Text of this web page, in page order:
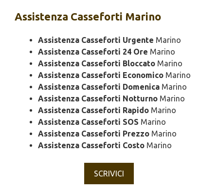
Assistenza Casseforti Marino
Assistenza Casseforti Urgente Marino
Assistenza Casseforti 24 Ore Marino
Assistenza Casseforti Bloccato Marino
Assistenza Casseforti Economico Marino
Assistenza Casseforti Domenica Marino
Assistenza Casseforti Notturno Marino
Assistenza Casseforti Rapido Marino
Assistenza Casseforti SOS Marino
Assistenza Casseforti Prezzo Marino
Assistenza Casseforti Costo Marino
SCRIVICI